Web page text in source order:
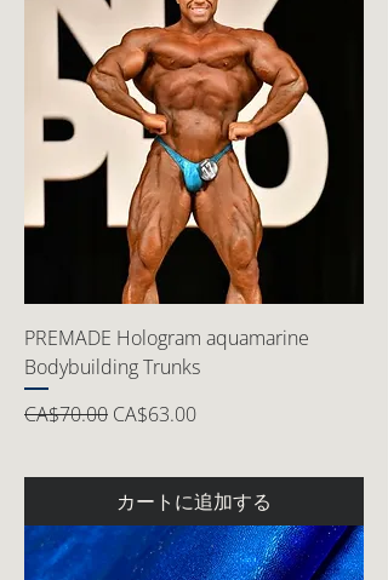
PREMADE Hologram aquamarine
Bodybuilding Trunks
通常価格
CA$70.00 セール価格
CA$63.00
カートに追加する